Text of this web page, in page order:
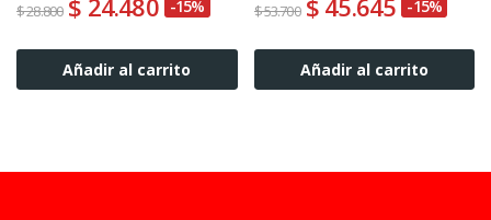
$ 28.800 $ 24.480 -15%
Añadir al carrito
$ 53.700 $ 45.645 -15%
Añadir al carrito